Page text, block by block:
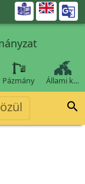

Pázmány Állami k…
